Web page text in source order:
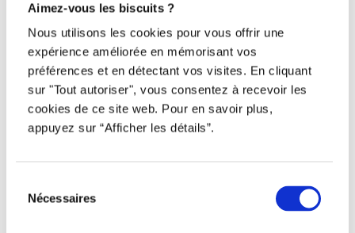
Aimez-vous les biscuits ?
Nous utilisons les cookies pour vous offrir une
expérience améliorée en mémorisant vos
préférences et en détectant vos visites. En cliquant
sur "Tout autoriser", vous consentez à recevoir les
cookies de ce site web. Pour en savoir plus,
appuyez sur “Afficher les détails”.
Nécessaires
Email
info@djob.co
Liens utiles
Nous contacter